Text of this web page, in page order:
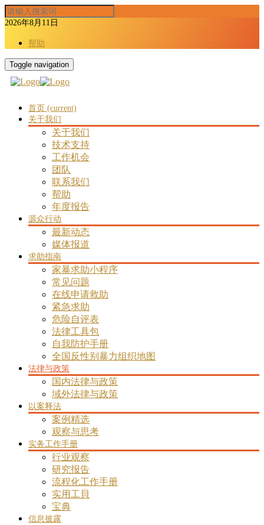
2026年8月11日
帮助
Toggle navigation
首页 (current)
关于我们
关于我们
技术支持
工作机会
团队
联系我们
帮助
年度报告
源众行动
最新动态
媒体报道
求助指南
家暴求助小程序
常见问题
在线申请救助
紧急求助
危险自评表
法律工具包
自我防护手册
全国反性别暴力组织地图
法律与政策
国内法律与政策
域外法律与政策
以案释法
案例精选
观察与思考
实务工作手册
行业观察
研究报告
流程化工作手册
实用工貝
宝典
信息披露